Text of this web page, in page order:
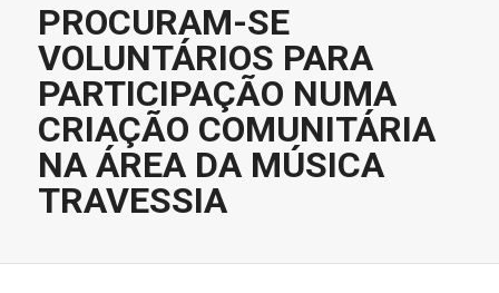
PROCURAM-SE
VOLUNTÁRIOS PARA
PARTICIPAÇÃO NUMA
CRIAÇÃO COMUNITÁRIA
NA ÁREA DA MÚSICA
TRAVESSIA